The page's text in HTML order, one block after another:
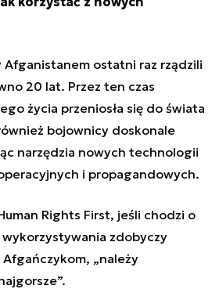
ostatni raz rządzili
20 lat. Przez ten czas
życia przeniosła się do świata
bojownicy doskonale
narzędzia nowych technologii
i propagandowych.
Rights First, jeśli chodzi o
zdobyczy
„należy